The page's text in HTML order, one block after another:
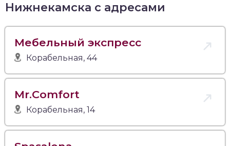
Нижнекамска с адресами
Мебельный экспресс
Корабельная, 44
Mr.Comfort
Корабельная, 14